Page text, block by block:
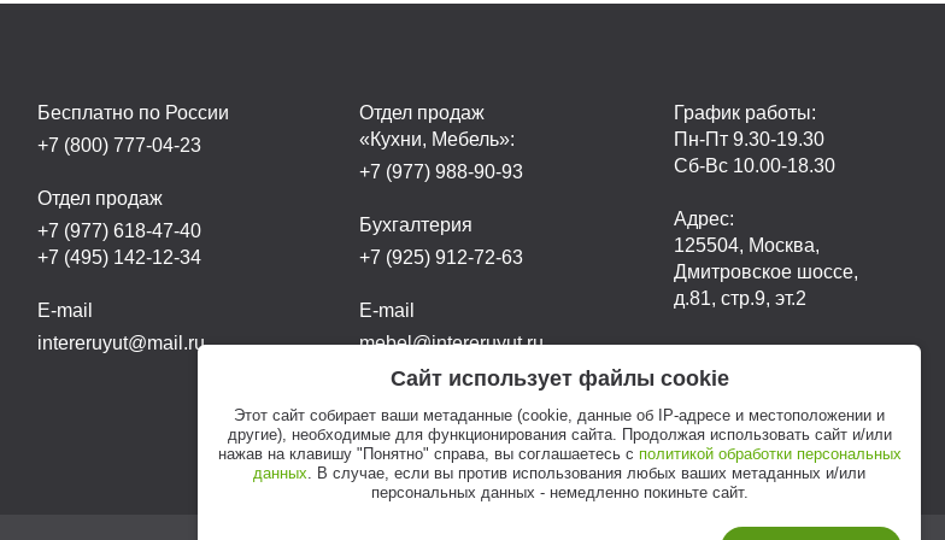
Сайт использует файлы cookie
Этот сайт собирает ваши метаданные (cookie, данные об IP-адресе и местоположении и
другие), необходимые для функционирования сайта. Продолжая использовать сайт и/или
нажав на клавишу "Понятно" справа, вы соглашаетесь с политикой обработки персональных
данных. В случае, если вы против использования любых ваших метаданных и/или
персональных данных - немедленно покиньте сайт.
Бесплатно по России
+7 (800) 777-04-23
Отдел продаж
+7 (977) 618-47-40
+7 (495) 142-12-34
E-mail
intereruyut@mail.ru
Отдел продаж
«Кухни, Мебель»:
+7 (977) 988-90-93
Бухгалтерия
+7 (925) 912-72-63
E-mail
mebel@intereruyut.ru
График работы:
Пн-Пт 9.30-19.30
Сб-Вс 10.00-18.30
Адрес:
125504, Москва,
Дмитровское шоссе,
д.81, стр.9, эт.2